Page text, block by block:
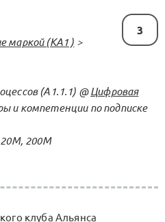
3
маркой (KA1 ) >
(А1.1.1) @Цифровая
и компетенции по подписке
200M
клуба Альянса